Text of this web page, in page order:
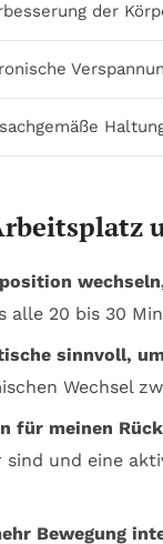
der
alle 20 bis 30
sinnvoll,
Wechsel
für meinen
und eine
Bewegung